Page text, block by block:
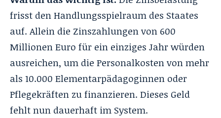
frisst den Handlungsspielraum des Staates
auf. Allein die Zinszahlungen von 600
Millionen Euro für ein einziges Jahr würden
ausreichen, um die Personalkosten von mehr
als 10.000 Elementarpädagoginnen oder
Pflegekräften zu finanzieren. Dieses Geld
fehlt nun dauerhaft im System.